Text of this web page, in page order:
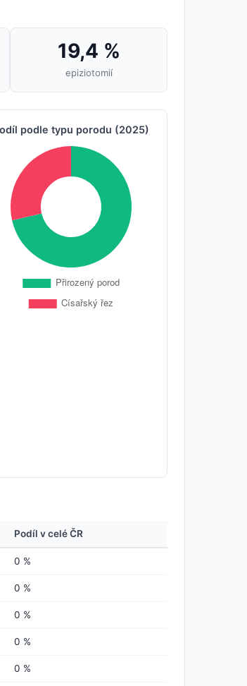
19,4 %
epiziotomií
podle typu porodu (2025)
Podíl v celé ČR
0 %
0 %
0 %
0 %
0 %